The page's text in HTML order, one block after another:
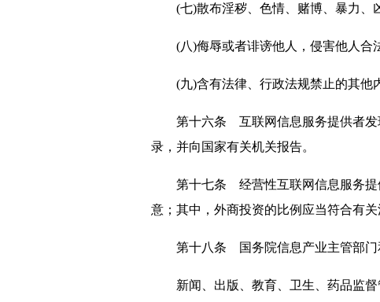
(七)散布淫秽、色情、赌博、暴力、
(八)侮辱或者诽谤他人，侵害他人合
(九)含有法律、行政法规禁止的其他内
第十六条 互联网信息服务提供者发现
录，并向国家有关机关报告。
第十七条 经营性互联网信息服务提供
意；其中，外商投资的比例应当符合有关
第十八条 国务院信息产业主管部门和
新闻、出版、教育、卫生、药品监督